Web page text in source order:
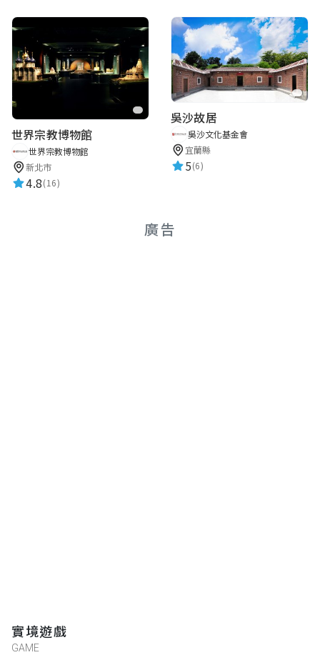
世界宗教博物館
世界宗教博物館
新北市
4.8(16)
吳沙故居
吳沙文化基金會
宜蘭縣
5(6)
廣告
實境遊戲
GAME